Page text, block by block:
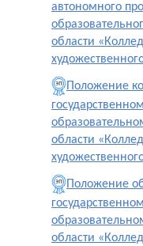
автономного
области
Положение
области
Положение
области